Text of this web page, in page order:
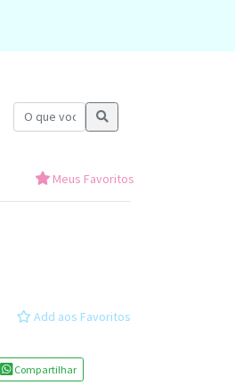
Meus Favoritos
Add aos Favoritos
Compartilhar